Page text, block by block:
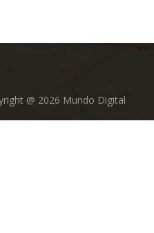
@ 2026 Mundo Digital